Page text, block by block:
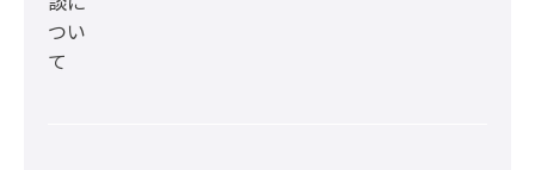
つい
て